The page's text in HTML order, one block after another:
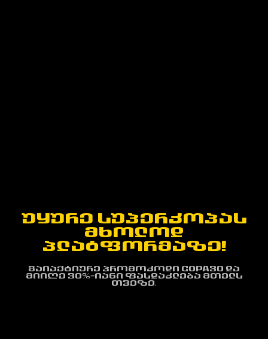
ᲣᲧᲣᲠᲔ ᲡᲣᲞᲔᲠᲙᲝᲞᲐᲡ
ᲛᲮᲝᲚᲝᲓ
ᲞᲚᲐᲢᲤᲝᲠᲛᲐᲖᲔ!
გაიაქტიურე პრომოკოდი COPA30 და
მიიღე 30%-იანი ფასდაკლება მთელს
თვეზე.